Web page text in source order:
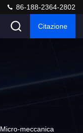
86-188-2364-2802
Citazione
Micro-meccanica